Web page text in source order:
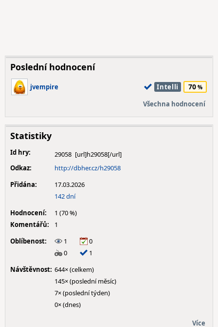
Poslední hodnocení
jvempire Intelli 70
Všechna hodnocení
Statistiky
Id hry:
29058
Odkaz:
http://dbher.cz/h29058
Přidána:
17.03.2026
142 dní
Hodnocení:
1 (70 %)
Komentářů:
1
Oblíbenost:
1
0
0
1
Návštěvnost: 644× (celkem)
145× (poslední měsíc)
7× (poslední týden)
0× (dnes)
Více